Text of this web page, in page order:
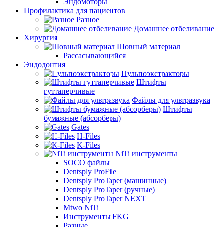
Эндомоторы
Профилактика для пациентов
Разное
Домашнее отбеливание
Хирургия
Шовный материал
Рассасывающийся
Эндодонтия
Пульпоэкстракторы
Штифты
гуттаперчивые
Файлы для ультразвука
Штифты
бумажные (абсорберы)
Gates
H-Files
K-Files
NiTi инструменты
SOCO файлы
Dentsply ProFile
Dentsply ProTaper (машинные)
Dentsply ProTaper (ручные)
Dentsply ProTaper NEXT
Mtwo NiTi
Инструменты FKG
Разные